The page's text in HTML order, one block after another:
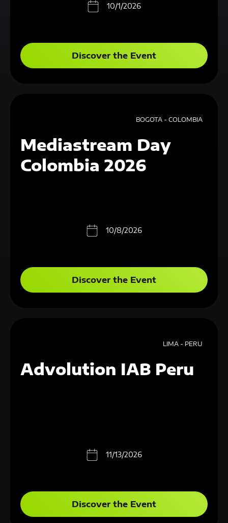
10/1/2026
Discover the Event
Mediastream Day
Colombia 2026
BOGOTA - COLOMBIA
10/8/2026
Discover the Event
Advolution IAB Peru
LIMA - PERU
11/13/2026
Discover the Event